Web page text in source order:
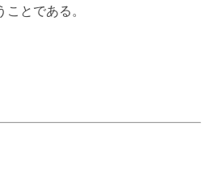
とである。